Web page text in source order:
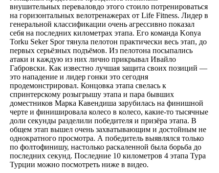
внушительных переваловдо этого стоило потренироваться
на горизонтальных велотренажерах от Life Fitness. Лидер в
генеральной классификации очень агрессивно показал
себя на последних километрах этапа. Его команда Konya
Torku Seker Spor тянула пелотон практически весь этап, до
первых серьёзных подъёмов. Из пелотона посыпались
атаки и каждую из них лично прикрывал Ивайло
Габровски. Как известно лучшая защита своих позиций —
это нападение и лидер гонки это сегодня
продемонстрировал. Концовка этапа свелась к
спринтерскому розыгрышу этапа и пара бывших
доместников Марка Кавендиша зарубилась на финишной
черте и финишировала колесо в колесо, какие-то тысячные
доли секунды разделили победителя и призёра этапа. В
общем этап вышел очень захватывающим и достойным не
однократного просмотра. А победитель выявлялся только
по фолтофинишу, настолько раскаленной была борьба до
последних секунд. Последние 10 километров 4 этапа Тура
Турции можно посмотреть ниже в видео.